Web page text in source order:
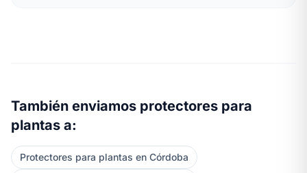
También enviamos protectores para
plantas a:
Protectores para plantas en Córdoba